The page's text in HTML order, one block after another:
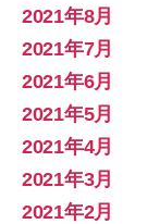
2021年8月
2021年7月
2021年6月
2021年5月
2021年4月
2021年3月
2021年2月